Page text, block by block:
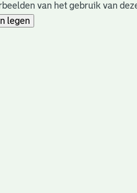
van het gebruik van
legen